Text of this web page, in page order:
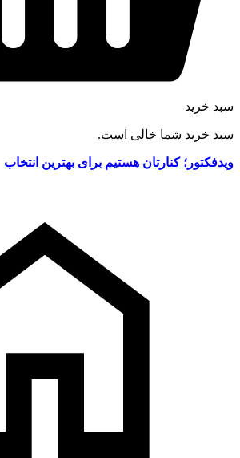
سبد خرید
سبد خرید شما خالی است.
ویدفکتور؛ کنارتان هستیم برای بهترین انتخاب